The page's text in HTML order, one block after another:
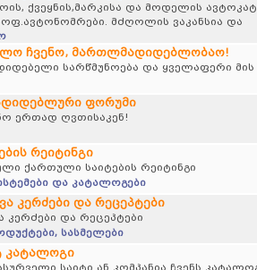
ქვეყნის,მარკისა და მოდელის
მძღოლის ვაკანსია და
ჩვენო, მართლმადიდებლობაო!
სარწმუნოება და ყველაფერი მის
ფორუმი
ერთად ღვთისაკენ!
რეიტინგი
ქართული საიტების რეიტინგი
და კატალოგები
კერძები და რეცეპტები
კერძები და რეცეპტები
სასმელები
კატალოგი
საიტი ან კომპანია ჩვენს